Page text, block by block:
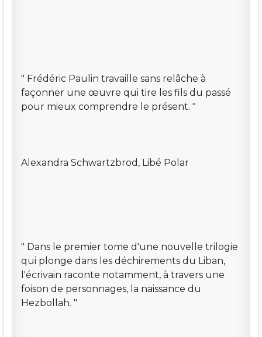
" Frédéric Paulin travaille sans relâche à
façonner une œuvre qui tire les fils du passé
pour mieux comprendre le présent. "
Alexandra Schwartzbrod, Libé Polar
" Dans le premier tome d'une nouvelle trilogie
qui plonge dans les déchirements du Liban,
l'écrivain raconte notamment, à travers une
foison de personnages, la naissance du
Hezbollah. "